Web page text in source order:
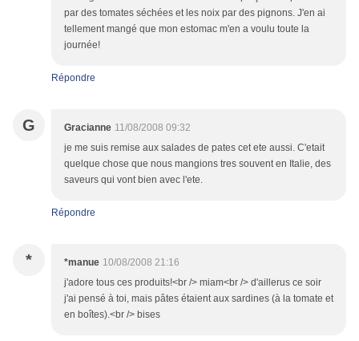
par des tomates séchées et les noix par des pignons. J'en ai
tellement mangé que mon estomac m'en a voulu toute la
journée!
Répondre
G Gracianne 11/08/2008 09:32
je me suis remise aux salades de pates cet ete aussi. C'etait
quelque chose que nous mangions tres souvent en Italie, des
saveurs qui vont bien avec l'ete.
Répondre
* *manue 10/08/2008 21:16
j'adore tous ces produits!<br /> miam<br /> d'aillerus ce soir
j'ai pensé à toi, mais pâtes étaient aux sardines (à la tomate et
en boîtes).<br /> bises